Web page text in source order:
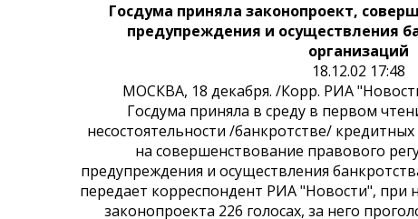
Госдума приняла законопроект,
предупреждения и осуществления
организаций
18.12.02 17:48
МОСКВА, 18 декабря. /Корр. РИА
Госдума приняла в среду в первом
несостоятельности /банкротстве/
на совершенствование правового
предупреждения и осуществления
передает корреспондент РИА "Новости", при
законопроекта 226 голосах, за него